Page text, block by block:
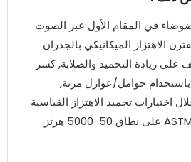
في المقام الأول عبر الصوت
الاهتزاز الميكانيكي بالجدران
زيادة التخميد والصلابة, كسر
حوامل/عوازل مرنة,
اختبارات تخميد الاهتزاز القياسية